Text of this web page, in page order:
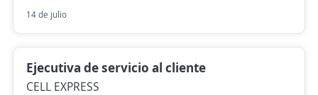
14 de julio
Ejecutiva de servicio al cliente
CELL EXPRESS